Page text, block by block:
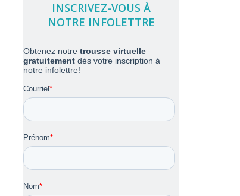
INSCRIVEZ-VOUS À
NOTRE INFOLETTRE